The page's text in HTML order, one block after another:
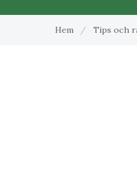
Hem / Tips och